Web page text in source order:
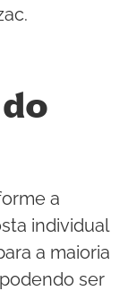
a
individual
a maioria
ser